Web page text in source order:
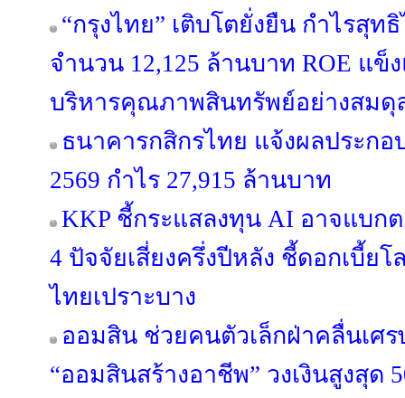
“กรุงไทย” เติบโตยั่งยืน กำไรสุท
จำนวน 12,125 ล้านบาท ROE แข็
บริหารคุณภาพสินทรัพย์อย่างสมดุ
ธนาคารกสิกรไทย แจ้งผลประกอ
2569 กำไร 27,915 ล้านบาท
KKP ชี้กระแสลงทุน AI อาจแบก
4 ปัจจัยเสี่ยงครึ่งปีหลัง ชี้ดอกเบี้ยโ
ไทยเปราะบาง
ออมสิน ช่วยคนตัวเล็กฝ่าคลื่นเศร
“ออมสินสร้างอาชีพ” วงเงินสูงสุด